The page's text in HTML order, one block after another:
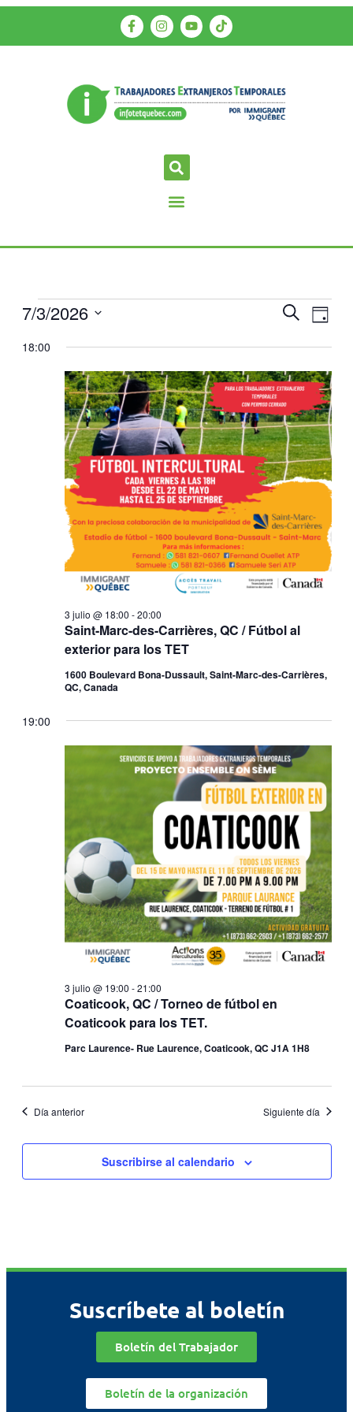
y
vistas
de
Eventos
Buscar
de
de
Día
7/3/2026
la
18:00
Saint-Marc-des-Carrières, QC / Fútbol al
exterior para los TET
3 julio @ 18:00 -20:00
1600 Boulevard Bona-Dussault, Saint-Marc-des-Carrières,
QC, Canada
19:00
Coaticook, QC / Torneo de fútbol en
Coaticook para los TET.
3 julio @ 19:00 -21:00
Parc Laurence- Rue Laurence, Coaticook, QC J1A 1H8
Día anterior Siguiente día
Suscribirse al calendario
Suscríbete al boletín
Boletín del Trabajador
Boletín de la organización